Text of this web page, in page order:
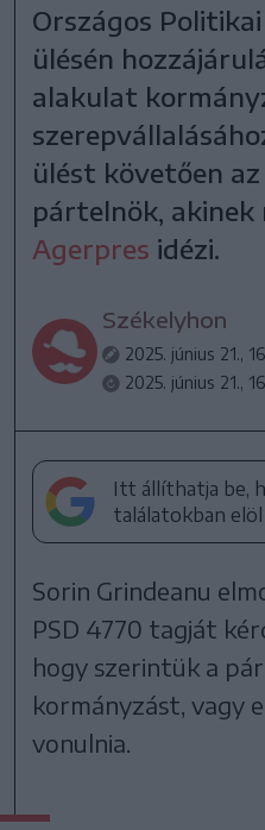
Országos
ülésén
alakulat
ülést követően az
pártelnök,
Agerpres idézi.
Székelyhon
2025. június 21.,
2025. június 21.,
Itt állíthatja be,
találatokban
Sorin Grindeanu
PSD 4770 tagját
hogy szerintük a
kormányzást, vagy
vonulnia.